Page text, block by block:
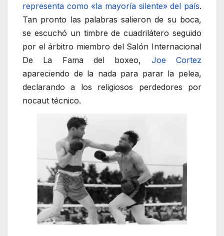
representa como «la mayoría silente» del país.
Tan pronto las palabras salieron de su boca,
se escuchó un timbre de cuadrilátero seguido
por el árbitro miembro del Salón Internacional
De La Fama del boxeo, Joe Cortez
apareciendo de la nada para parar la pelea,
declarando a los religiosos perdedores por
nocaut técnico.